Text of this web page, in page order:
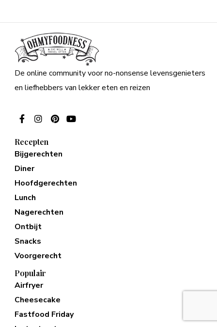
De online community voor no-nonsense levensgenieters
en liefhebbers van lekker eten en reizen
Recepten
Bijgerechten
Diner
Hoofdgerechten
Lunch
Nagerechten
Ontbijt
Snacks
Voorgerecht
Populair
Airfryer
Cheesecake
Fastfood Friday